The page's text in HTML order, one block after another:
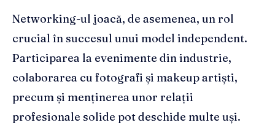
Networking-ul joacă, de asemenea, un rol
crucial în succesul unui model independent.
Participarea la evenimente din industrie,
colaborarea cu fotografi și makeup artiști,
precum și menținerea unor relații
profesionale solide pot deschide multe uși.